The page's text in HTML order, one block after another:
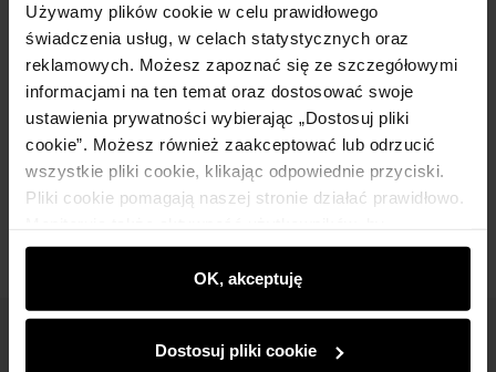
Używamy plików cookie w celu prawidłowego
świadczenia usług, w celach statystycznych oraz
reklamowych. Możesz zapoznać się ze szczegółowymi
informacjami na ten temat oraz dostosować swoje
ustawienia prywatności wybierając „Dostosuj pliki
cookie”. Możesz również zaakceptować lub odrzucić
wszystkie pliki cookie, klikając odpowiednie przyciski.
Pliki cookie pomagają naszej stronie działać prawidłowo.
wyświetlać im dopasowane do ich preferencji treści,
rekomendacje oraz komunikaty reklamowe informujące o
najnowszych promocjach w e-sklepie. Informacje o tym,
partnerom społecznościowym, reklamowym i
OK, akceptuję
Dostosuj pliki cookie
Szara wełniana marynarka damska ZAKDT-
0053-9D(Z26)
379,90 zł
Wybierz rozmiar
Dodaj do koszyka
Newsletter